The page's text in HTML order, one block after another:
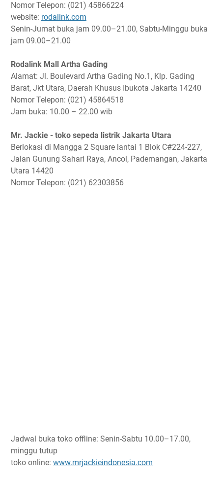
Nomor Telepon: (021) 45866224
website: rodalink.com
Senin-Jumat buka jam 09.00–21.00, Sabtu-Minggu buka
jam 09.00–21.00
Rodalink Mall Artha Gading
Alamat: Jl. Boulevard Artha Gading No.1, Klp. Gading
Barat, Jkt Utara, Daerah Khusus Ibukota Jakarta 14240
Nomor Telepon: (021) 45864518
Jam buka: 10.00 – 22.00 wib
Mr. Jackie - toko sepeda listrik Jakarta Utara
Berlokasi di Mangga 2 Square lantai 1 Blok C#224-227,
Jalan Gunung Sahari Raya, Ancol, Pademangan, Jakarta
Utara 14420
Nomor Telepon: (021) 62303856
Jadwal buka toko offline: Senin-Sabtu 10.00–17.00,
minggu tutup
toko online: www.mrjackieindonesia.com